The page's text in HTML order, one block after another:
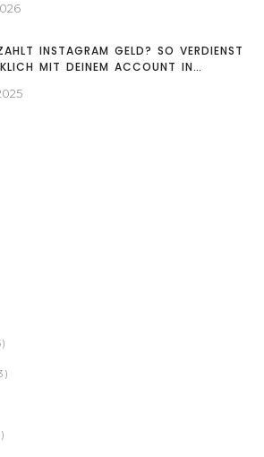
INSTAGRAM GELD? SO VERDIENST
MIT DEINEM ACCOUNT IN